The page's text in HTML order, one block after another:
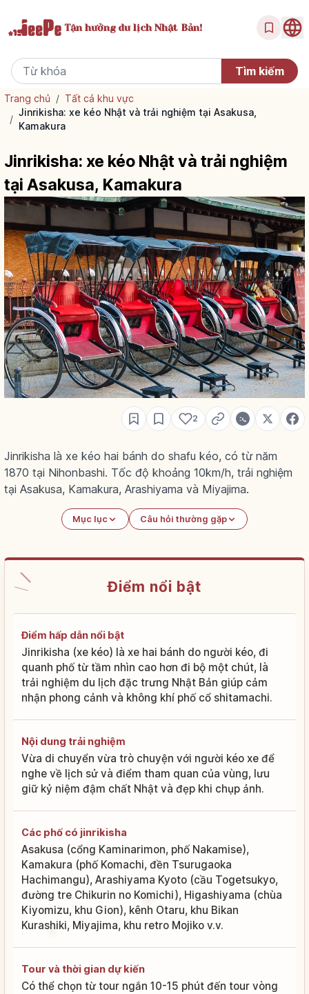
Tận hưởngdu lịch Nhật Bản!
Trang chủ / Tất cả khu vực
/
Jinrikisha: xe kéo Nhật và trải nghiệm tại Asakusa,
Kamakura
Jinrikisha: xe kéo Nhật và trải nghiệm
tại Asakusa, Kamakura
2
Jinrikisha là xe kéo hai bánh do shafu kéo, có từ năm
1870 tại Nihonbashi. Tốc độ khoảng 10km/h, trải nghiệm
tại Asakusa, Kamakura, Arashiyama và Miyajima.
Mục lục Câu hỏi thường gặp
Điểm nổi bật
Điểm hấp dẫn nổi bật
Jinrikisha (xe kéo) là xe hai bánh do người kéo, đi
quanh phố từ tầm nhìn cao hơn đi bộ một chút, là
trải nghiệm du lịch đặc trưng Nhật Bản giúp cảm
nhận phong cảnh và không khí phố cổ shitamachi.
Nội dung trải nghiệm
Vừa di chuyển vừa trò chuyện với người kéo xe để
nghe về lịch sử và điểm tham quan của vùng, lưu
giữ kỷ niệm đậm chất Nhật và đẹp khi chụp ảnh.
Các phố có jinrikisha
Asakusa (cổng Kaminarimon, phố Nakamise),
Kamakura (phố Komachi, đền Tsurugaoka
Hachimangu), Arashiyama Kyoto (cầu Togetsukyo,
đường tre Chikurin no Komichi), Higashiyama (chùa
Kiyomizu, khu Gion), kênh Otaru, khu Bikan
Kurashiki, Miyajima, khu retro Mojiko v.v.
Tour và thời gian dự kiến
Có thể chọn từ tour ngắn 10-15 phút đến tour vòng